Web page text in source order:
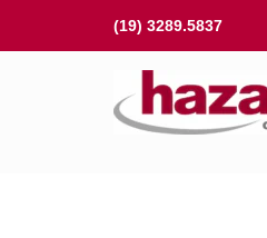
para
(19) 3289.5837